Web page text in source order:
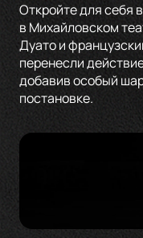
Откройте для себя
в Михайловском
Дуато и
перенесли
добавив особый
постановке.